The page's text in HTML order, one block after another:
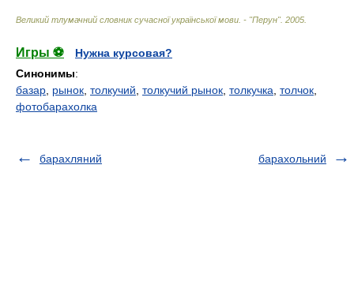
Великий тлумачний словник сучасної української мови. - "Перун". 2005
Игры ⚽
Нужна курсовая?
Синонимы:
базар рынок толкучий толкучий рынок толкучка толчок
фотобарахолка
барахляний барахольний